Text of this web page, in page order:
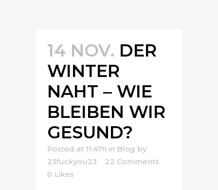
14 NOV. DER
WINTER
NAHT – WIE
BLEIBEN WIR
GESUND?
Posted at 11:47h in Blog by
23fuckyou23
22 Comments
0 Likes